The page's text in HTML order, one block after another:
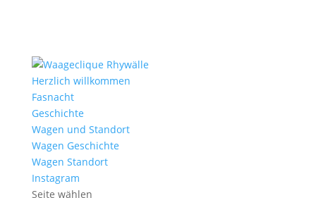
Herzlich willkommen
Fasnacht
Geschichte
Wagen und Standort
Wagen Geschichte
Wagen Standort
Instagram
Seite wählen